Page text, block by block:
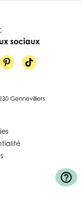
sociaux
Gennevilliers
help_outline